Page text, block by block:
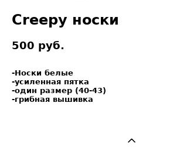
Creepy носки
500 pуб.
-Носки белые
-усиленная пятка
-один размер (40-43)
-грибная вышивка